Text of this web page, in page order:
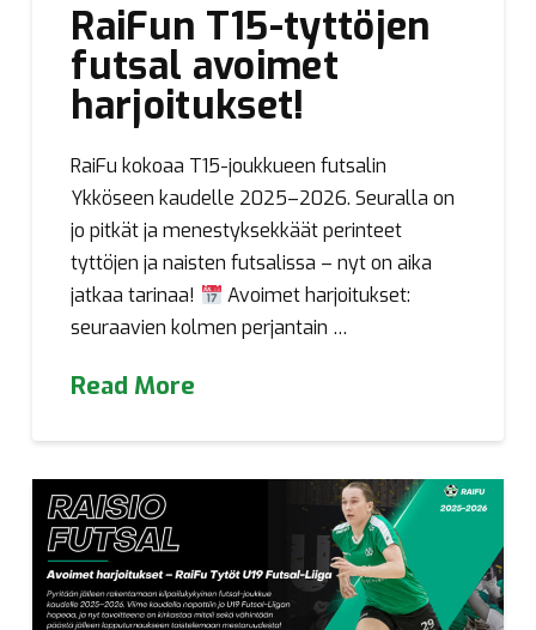
RaiFun T15-tyttöjen
futsal avoimet
harjoitukset!
RaiFu kokoaa T15-joukkueen futsalin
Ykköseen kaudelle 2025–2026. Seuralla on
jo pitkät ja menestyksekkäät perinteet
tyttöjen ja naisten futsalissa – nyt on aika
jatkaa tarinaa!
Avoimet harjoitukset:
seuraavien kolmen perjantain …
Read More